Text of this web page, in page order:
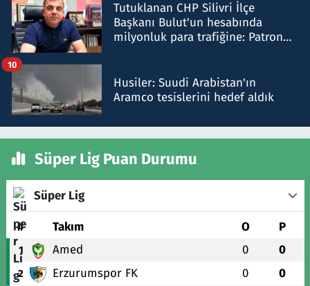
Tutuklanan CHP Silivri İlçe
Başkanı Bulut'un hesabında
milyonluk para trafiğine: Patron
Husiler: Suudi Arabistan'ın
Aramco tesislerini hedef aldık
10
Süper Lig Puan Durumu
Süper Lig
# Takım O P
1 Amed 0 0
2 Erzurumspor FK 0 0